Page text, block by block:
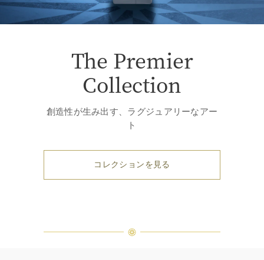
The Premier
Collection
創造性が生み出す、ラグジュアリーなアー
ト
コレクションを見る